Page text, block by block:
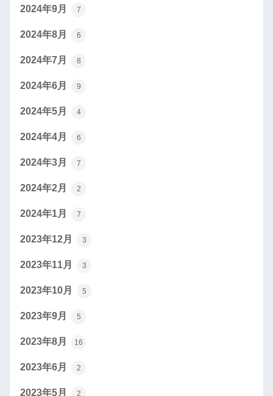
2024年9月 7
2024年8月 6
2024年7月 8
2024年6月 9
2024年5月 4
2024年4月 6
2024年3月 7
2024年2月 2
2024年1月 7
2023年12月 3
2023年11月 3
2023年10月 5
2023年9月 5
2023年8月 16
2023年6月 2
2023年5月 2